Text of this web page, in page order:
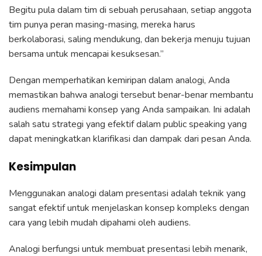
Begitu pula dalam tim di sebuah perusahaan, setiap anggota
tim punya peran masing-masing, mereka harus
berkolaborasi, saling mendukung, dan bekerja menuju tujuan
bersama untuk mencapai kesuksesan.”
Dengan memperhatikan kemiripan dalam analogi, Anda
memastikan bahwa analogi tersebut benar-benar membantu
audiens memahami konsep yang Anda sampaikan. Ini adalah
salah satu strategi yang efektif dalam public speaking yang
dapat meningkatkan klarifikasi dan dampak dari pesan Anda.
Kesimpulan
Menggunakan analogi dalam presentasi adalah teknik yang
sangat efektif untuk menjelaskan konsep kompleks dengan
cara yang lebih mudah dipahami oleh audiens.
Analogi berfungsi untuk membuat presentasi lebih menarik,